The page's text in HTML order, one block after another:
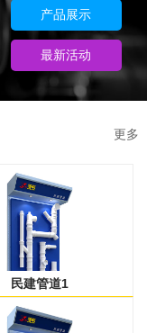
产品展示
最新活动
更多
民建管道1